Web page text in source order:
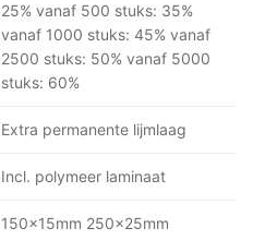
25% vanaf 500 stuks: 35%
vanaf 1000 stuks: 45% vanaf
2500 stuks: 50% vanaf 5000
stuks: 60%
Extra permanente lijmlaag
Incl. polymeer laminaat
150x15mm 250x25mm